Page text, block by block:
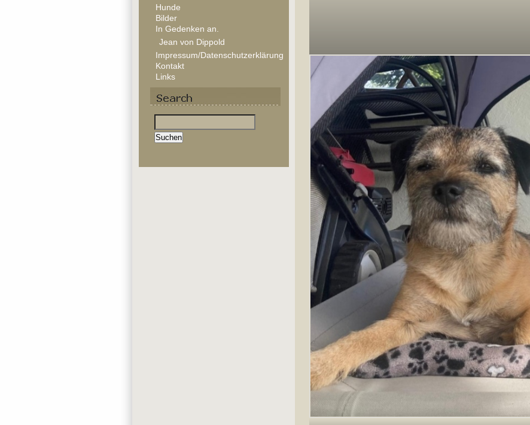
Hunde
Bilder
In Gedenken an.
Jean von Dippold
Impressum/Datenschutzerklärung
Kontakt
Links